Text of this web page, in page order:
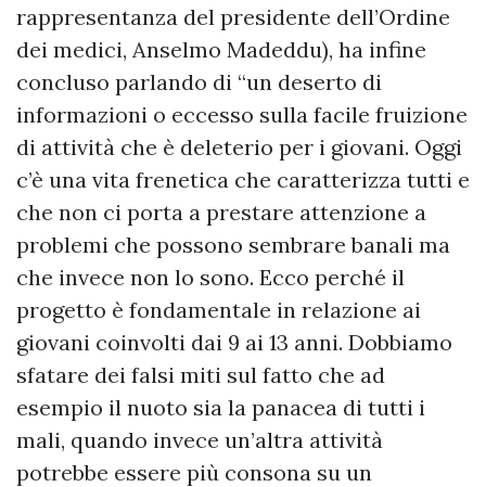
rappresentanza del presidente dell’Ordine
dei medici, Anselmo Madeddu), ha infine
concluso parlando di “un deserto di
informazioni o eccesso sulla facile fruizione
di attività che è deleterio per i giovani. Oggi
c’è una vita frenetica che caratterizza tutti e
che non ci porta a prestare attenzione a
problemi che possono sembrare banali ma
che invece non lo sono. Ecco perché il
progetto è fondamentale in relazione ai
giovani coinvolti dai 9 ai 13 anni. Dobbiamo
sfatare dei falsi miti sul fatto che ad
esempio il nuoto sia la panacea di tutti i
mali, quando invece un’altra attività
potrebbe essere più consona su un